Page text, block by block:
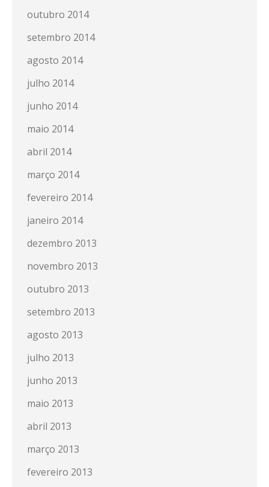
outubro 2014
setembro 2014
agosto 2014
julho 2014
junho 2014
maio 2014
abril 2014
março 2014
fevereiro 2014
janeiro 2014
dezembro 2013
novembro 2013
outubro 2013
setembro 2013
agosto 2013
julho 2013
junho 2013
maio 2013
abril 2013
março 2013
fevereiro 2013